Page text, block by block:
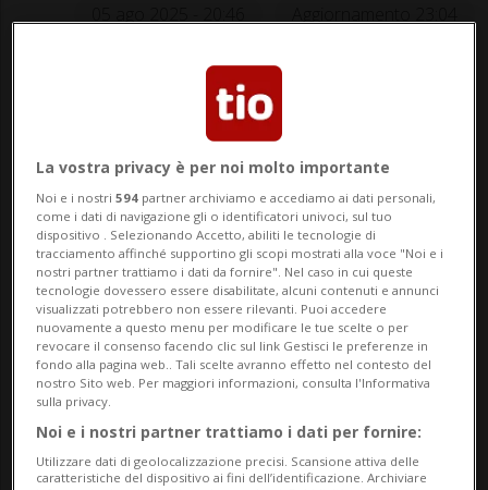
ROMA - Francis Ford Coppola sarebbe
ricoverato al Policlinico di Tor Vergata. Da
quanto apprende l'ANSA, il regista dei
capolavori come Il Padrino e Apocalypse
now, è entrato in reparto questa mattina.
Il ricovero, secondo quanto si apprende,
potreb...
🔐 Sblocca il nostro archivio
esclusivo!
Sottoscrivi un abbonamentoArchivioper
La vostra privacy è per noi molto importante
Noi e i nostri594 partner archiviamo e accediamo ai dati personali,
come i dati di navigazione gli o identificatori univoci, sul tuo
dispositivo . Selezionando Accetto, abiliti le tecnologie di
tracciamento affinché supportino gli scopi mostrati alla voce "Noi e i
nostri partner trattiamo i dati da fornire". Nel caso in cui queste
tecnologie dovessero essere disabilitate, alcuni contenuti e annunci
visualizzati potrebbero non essere rilevanti. Puoi accedere
nuovamente a questo menu per modificare le tue scelte o per
revocare il consenso facendo clic sul link Gestisci le preferenze in
fondo alla pagina web.. Tali scelte avranno effetto nel contesto del
nostro Sito web. Per maggiori informazioni, consulta l'Informativa
sulla privacy.
Noi e i nostri partner trattiamo i dati per fornire:
Utilizzare dati di geolocalizzazione precisi. Scansione attiva delle
caratteristiche del dispositivo ai fini dell’identificazione. Archiviare